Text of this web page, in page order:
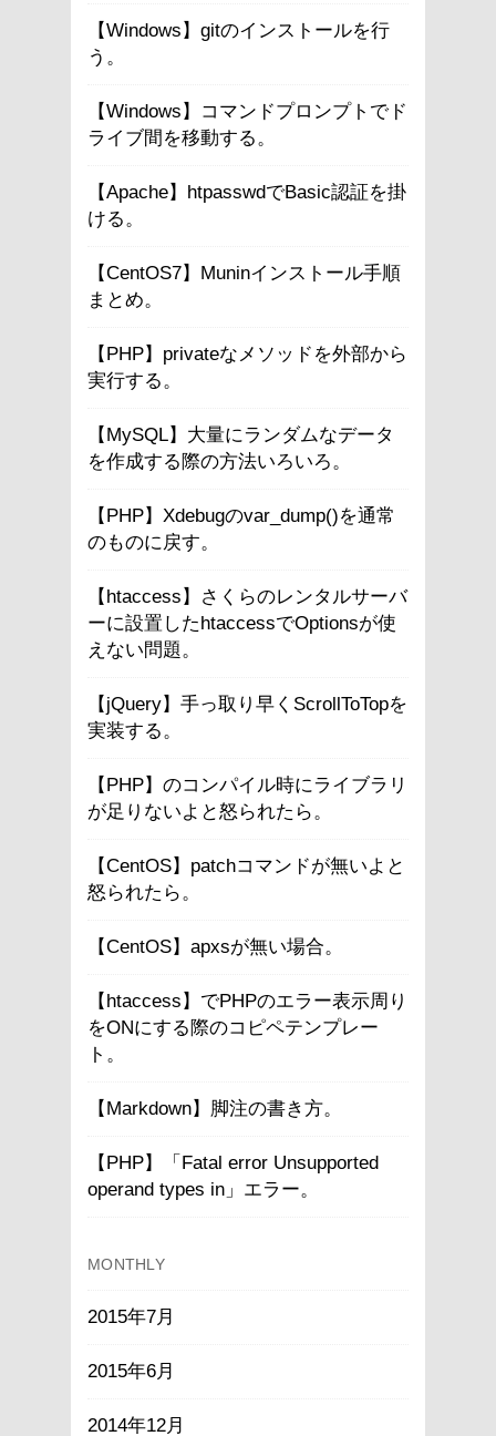
【Windows】gitのインストールを行
う。
【Windows】コマンドプロンプトでド
ライブ間を移動する。
【Apache】htpasswdでBasic認証を掛
ける。
【CentOS7】Muninインストール手順
まとめ。
【PHP】privateなメソッドを外部から
実行する。
【MySQL】大量にランダムなデータ
を作成する際の方法いろいろ。
【PHP】Xdebugのvar_dump()を通常
のものに戻す。
【htaccess】さくらのレンタルサーバ
ーに設置したhtaccessでOptionsが使
えない問題。
【jQuery】手っ取り早くScrollToTopを
実装する。
【PHP】のコンパイル時にライブラリ
が足りないよと怒られたら。
【CentOS】patchコマンドが無いよと
怒られたら。
【CentOS】apxsが無い場合。
【htaccess】でPHPのエラー表示周り
をONにする際のコピペテンプレー
ト。
【Markdown】脚注の書き方。
【PHP】「Fatal error Unsupported
operand types in」エラー。
MONTHLY
2015年7月
2015年6月
2014年12月